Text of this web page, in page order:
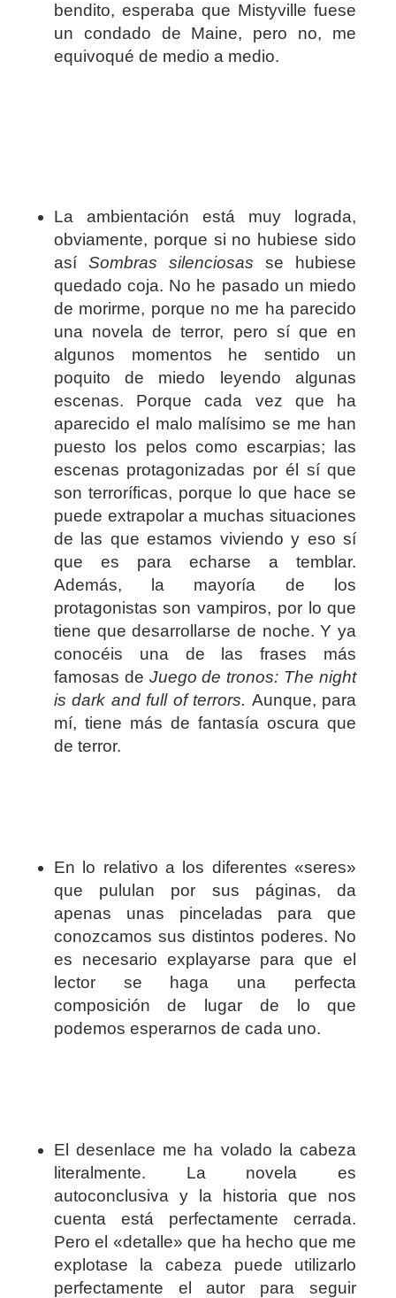
bendito, esperaba que Mistyville fuese
un condado de Maine, pero no, me
equivoqué de medio a medio.
La ambientación está muy lograda,
obviamente, porque si no hubiese sido
así Sombras silenciosasse hubiese
quedado coja. No he pasado un miedo
de morirme, porque no me ha parecido
una novela de terror, pero sí que en
algunos momentos he sentido un
poquito de miedo leyendo algunas
escenas. Porque cada vez que ha
aparecido el malo malísimo se me han
puesto los pelos como escarpias; las
escenas protagonizadas por él sí que
son terroríficas, porque lo que hace se
puede extrapolar a muchas situaciones
de las que estamos viviendo y eso sí
que es para echarse a temblar.
Además, la mayoría de los
protagonistas son vampiros, por lo que
tiene que desarrollarse de noche. Y ya
conocéis una de las frases más
famosas de Juego de tronos: The night
is dark and full of terrors. Aunque, para
mí, tiene más de fantasía oscura que
de terror.
En lo relativo a los diferentes «seres»
que pululan por sus páginas, da
apenas unas pinceladas para que
conozcamos sus distintos poderes. No
es necesario explayarse para que el
lector se haga una perfecta
composición de lugar de lo que
podemos esperarnos de cada uno.
El desenlace me ha volado la cabeza
literalmente. La novela es
autoconclusiva y la historia que nos
cuenta está perfectamente cerrada.
Pero el «detalle» que ha hecho que me
explotase la cabeza puede utilizarlo
perfectamente el autor para seguir